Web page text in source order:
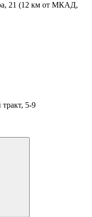
21 (12 км от МКАД,
5-9